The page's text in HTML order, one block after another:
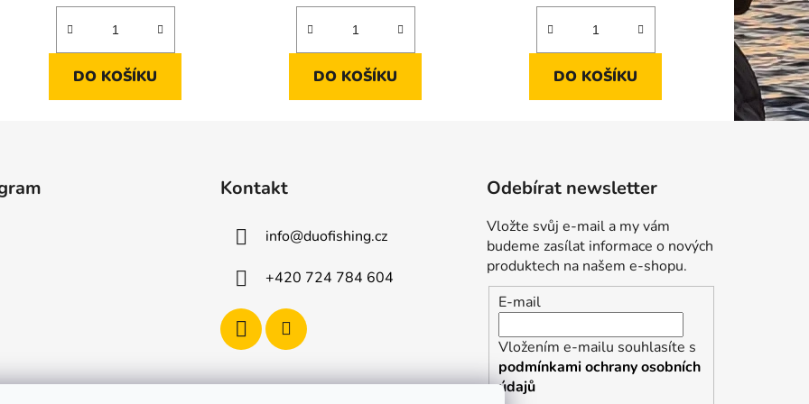
DO KOŠÍKU DO KOŠÍKU DO KOŠÍKU
Kontakt
info@duofishing.cz
+420 724 784 604
Odebírat newsletter
Vložte svůj e-mail a my vám
budeme zasílat informace o nových
produktech na našem e-shopu.
E-mail
Vložením e-mailu souhlasíte s
podmínkami ochrany osobních
údajů